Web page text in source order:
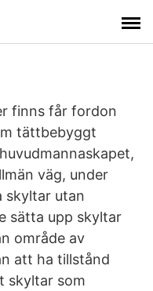
finns får fordon
tättbebyggt
väg, under
skyltar utan
sätta upp skyltar
område av
att ha tillstånd
skyltar som